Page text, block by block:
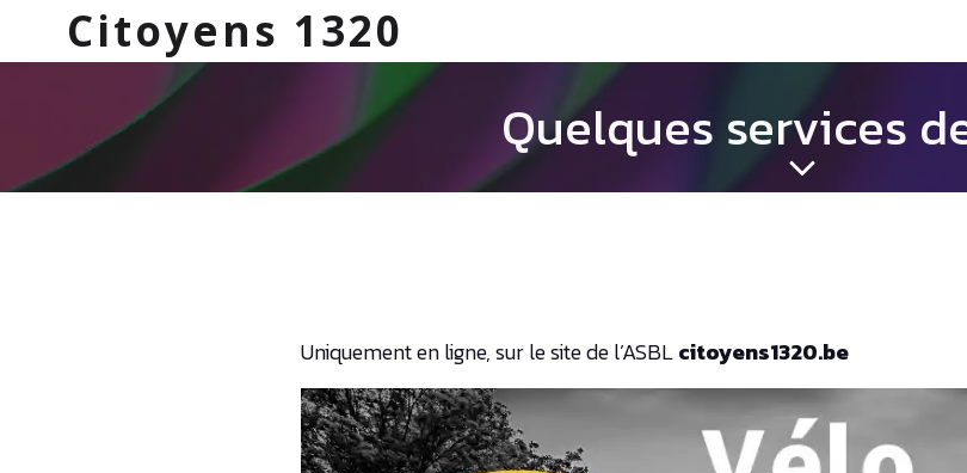
Citoyens 1320
Quelques services
Uniquement en ligne, sur le site de l’ASBLcitoyens1320.be